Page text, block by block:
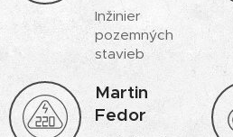
Inžinier
pozemných
stavieb
Martin
Fedor